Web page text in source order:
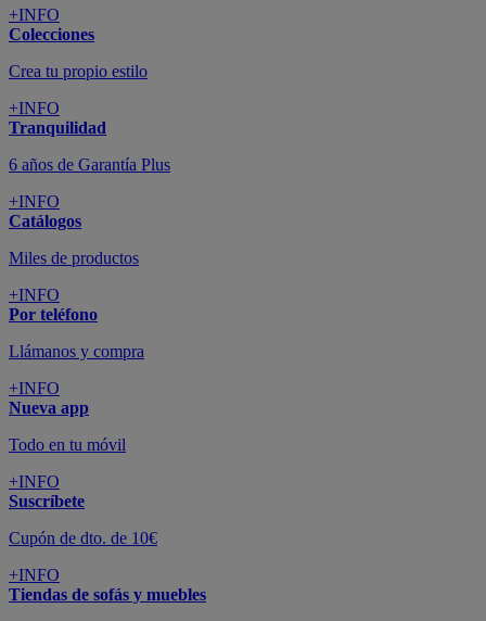
+INFO
Colecciones
Crea tu propio estilo
+INFO
Tranquilidad
6 años de Garantía Plus
+INFO
Catálogos
Miles de productos
+INFO
Por teléfono
Llámanos y compra
+INFO
Nueva app
Todo en tu móvil
+INFO
Suscríbete
Cupón de dto. de 10€
+INFO
Tiendas de sofás y muebles